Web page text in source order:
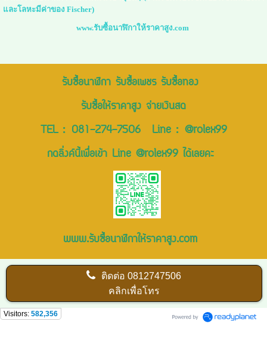
และโลหะมีค่าของ Fischer)
www.รับซื้อนาฬิกาให้ราคาสูง.com
รับซื้อนาฬิกา รับซื้อเพชร รับซื้อทอง
รับซื้อให้ราคาสูง จ่ายเงินสด
TEL : 081-274-7506Line : @rolex99
กดลิ่งค์นี้เพื่อเข้า Line @rolex99 ได้เลยคะ
www.รับซื้อนาฬิกาให้ราคาสูง.com
ติดต่อ0812747506
คลิกเพื่อโทร
Visitors: 582,356